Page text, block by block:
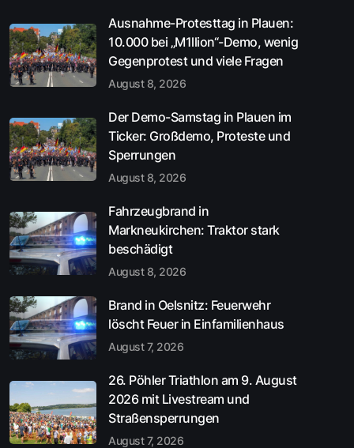
Ausnahme-Protesttag in Plauen:
10.000 bei „M1llion“-Demo, wenig
Gegenprotest und viele Fragen
August 8, 2026
Der Demo-Samstag in Plauen im
Ticker: Großdemo, Proteste und
Sperrungen
August 8, 2026
Fahrzeugbrand in
Markneukirchen: Traktor stark
beschädigt
August 8, 2026
Brand in Oelsnitz: Feuerwehr
löscht Feuer in Einfamilienhaus
August 7, 2026
26. Pöhler Triathlon am 9. August
2026 mit Livestream und
Straßensperrungen
August 7, 2026